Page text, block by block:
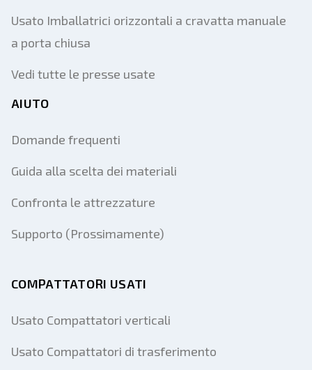
Usato Imballatrici orizzontali a cravatta manuale
a porta chiusa
Vedi tutte le presse usate
AIUTO
Domande frequenti
Guida alla scelta dei materiali
Confronta le attrezzature
Supporto (Prossimamente)
COMPATTATORI USATI
Usato Compattatori verticali
Usato Compattatori di trasferimento